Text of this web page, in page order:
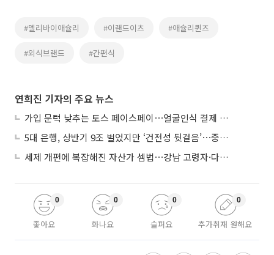
#델리바이애슐리 #이랜드이츠 #애슐리퀸즈
#외식브랜드 #간편식
연희진 기자의 주요 뉴스
가입 문턱 낮추는 토스 페이스페이⋯얼굴인식 결제 확산 속도낸다
5대 은행, 상반기 9조 벌었지만 ‘건전성 뒷걸음’⋯중기대출 문턱 높아지나
세제 개편에 복잡해진 자산가 셈법⋯강남 고령자·다주택자 ‘자산재편 고심’
좋아요
0
화나요
0
슬퍼요
0
추가취재 원해요
0